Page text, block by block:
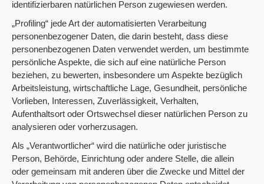
identifizierbaren natürlichen Person zugewiesen werden.
„Profiling“ jede Art der automatisierten Verarbeitung
personenbezogener Daten, die darin besteht, dass diese
personenbezogenen Daten verwendet werden, um bestimmte
persönliche Aspekte, die sich auf eine natürliche Person
beziehen, zu bewerten, insbesondere um Aspekte bezüglich
Arbeitsleistung, wirtschaftliche Lage, Gesundheit, persönliche
Vorlieben, Interessen, Zuverlässigkeit, Verhalten,
Aufenthaltsort oder Ortswechsel dieser natürlichen Person zu
analysieren oder vorherzusagen.
Als „Verantwortlicher“ wird die natürliche oder juristische
Person, Behörde, Einrichtung oder andere Stelle, die allein
oder gemeinsam mit anderen über die Zwecke und Mittel der